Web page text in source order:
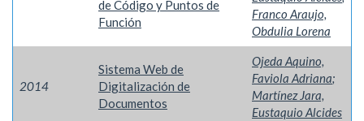
de Código y Puntos de
Función
Franco Araujo,
Obdulia Lorena
2014
Sistema Web de
Digitalización de
Documentos
Ojeda Aquino,
Faviola Adriana;
Martínez Jara,
Eustaquio Alcides